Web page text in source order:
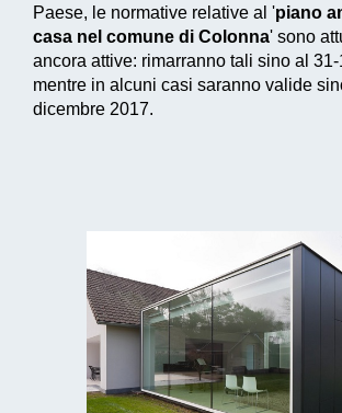
Paese, le normative relative al 'piano
casa nel comune di Colonna' sono
ancora attive: rimarranno tali sino al
mentre in alcuni casi saranno valide
dicembre 2017.